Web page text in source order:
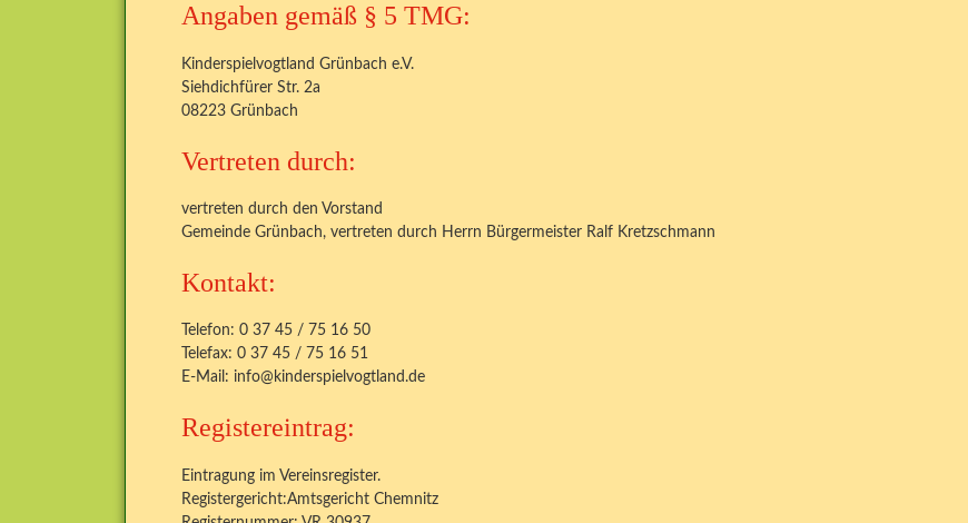
Angaben gemäß § 5 TMG:
Kinderspielvogtland Grünbach e.V.
Siehdichfürer Str. 2a
08223 Grünbach
Vertreten durch:
vertreten durch den Vorstand
Gemeinde Grünbach, vertreten durch Herrn Bürgermeister Ralf Kretzschmann
Kontakt:
Telefon: 0 37 45 / 75 16 50
Telefax: 0 37 45 / 75 16 51
E-Mail: info@kinderspielvogtland.de
Registereintrag:
Eintragung im Vereinsregister.
Registergericht:Amtsgericht Chemnitz